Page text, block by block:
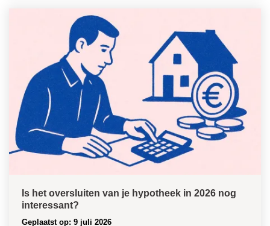
Is het oversluiten van je hypotheek in 2026 nog
interessant?
Geplaatst op: 9 juli 2026